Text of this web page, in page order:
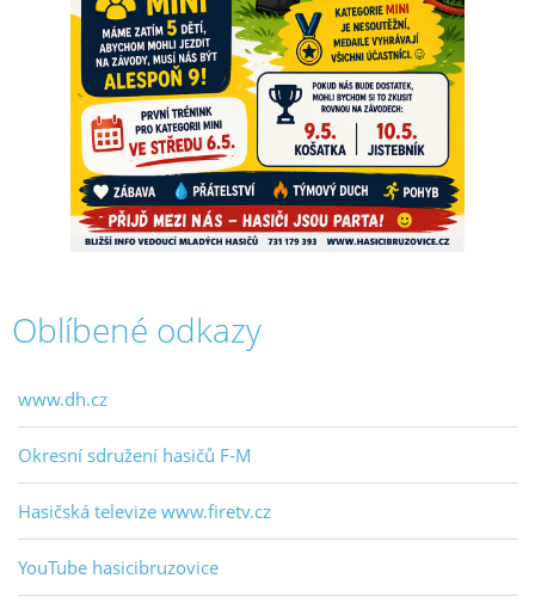
Oblíbené odkazy
www.dh.cz
Okresní sdružení hasičů F-M
Hasičská televize www.firetv.cz
YouTube hasicibruzovice